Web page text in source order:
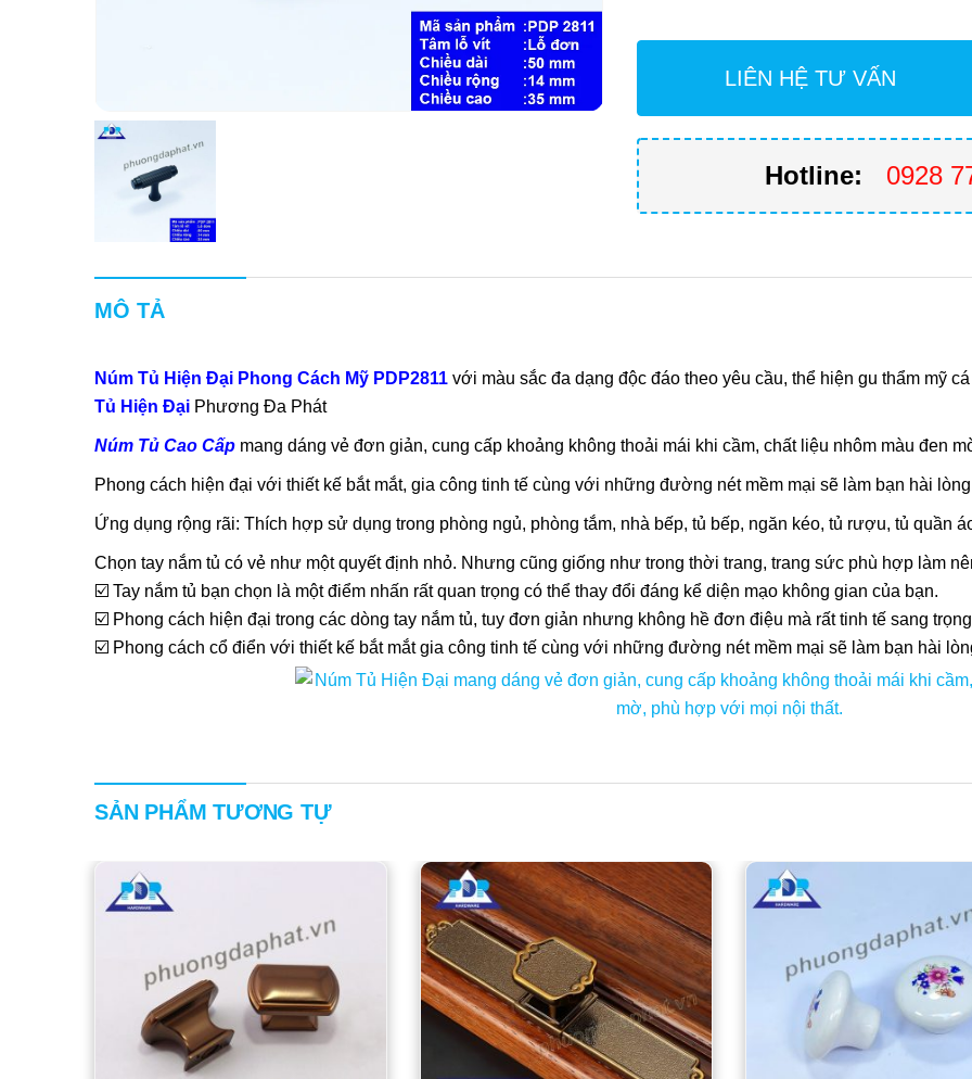
LIÊN HỆ TƯ VẤN
Hotline: 0928
MÔ TẢ
Núm Tủ Hiện Đại Phong Cách Mỹ PDP2811 với màu sắc đa dạng độc đáo theo yêu cầu, thể hiện gu thẩm mỹ
Tủ Hiện Đại Phương Đa Phát
Núm Tủ Cao Cấp mang dáng vẻ đơn giản, cung cấp khoảng không thoải mái khi cầm, chất liệu nhôm màu đen
Phong cách hiện đại với thiết kế bắt mắt, gia công tinh tế cùng với những đường nét mềm mại sẽ làm bạn hài lòng
Ứng dụng rộng rãi: Thích hợp sử dụng trong phòng ngủ, phòng tắm, nhà bếp, tủ bếp, ngăn kéo, tủ rượu, tủ quần
Chọn tay nắm tủ có vẻ như một quyết định nhỏ. Nhưng cũng giống như trong thời trang, trang sức phù hợp làm
☑️ Tay nắm tủ bạn chọn là một điểm nhấn rất quan trọng có thể thay đổi đáng kể diện mạo không gian của bạn.
☑️ Phong cách hiện đại trong các dòng tay nắm tủ, tuy đơn giản nhưng không hề đơn điệu mà rất tinh tế sang
☑️ Phong cách cổ điển với thiết kế bắt mắt gia công tinh tế cùng với những đường nét mềm mại sẽ làm bạn hài
SẢN PHẨM TƯƠNG TỰ